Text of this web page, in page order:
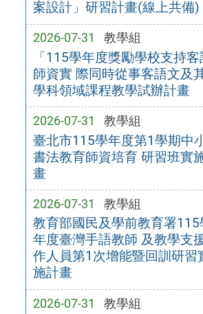
案設計」研習計畫(線上共備)
2026-07-31 教學組
「115學年度獎勵學校支持客
師資實 際同時從事客語文及
學科領域課程教學試辦計畫
2026-07-31 教學組
臺北市115學年度第1學期中
書法教育師資培育 研習班實
畫
2026-07-31 教學組
教育部國民及學前教育署115
年度臺灣手語教師 及教學支
作人員第1次增能暨回訓研習
施計畫
2026-07-31 教學組